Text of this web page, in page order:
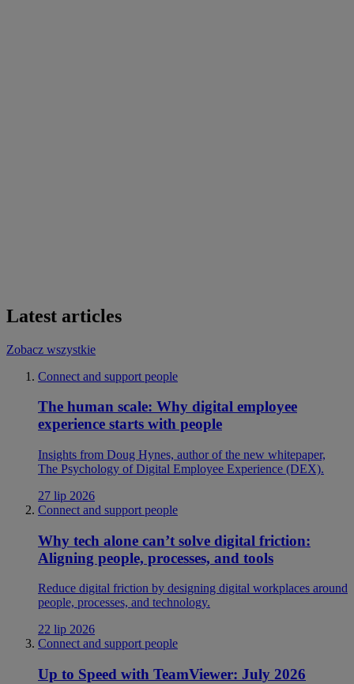
Latest articles
Zobacz wszystkie
Connect and support people
The human scale: Why digital employee
experience starts with people
Insights from Doug Hynes, author of the new whitepaper,
The Psychology of Digital Employee Experience (DEX).
27 lip 2026
Connect and support people
Why tech alone can’t solve digital friction:
Aligning people, processes, and tools
Reduce digital friction by designing digital workplaces around
people, processes, and technology.
22 lip 2026
Connect and support people
Up to Speed with TeamViewer: July 2026